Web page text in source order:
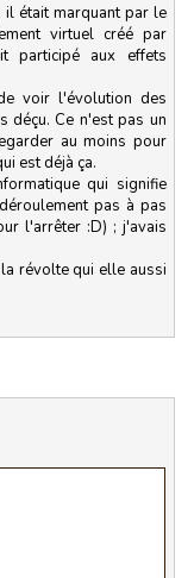
était marquant par le
virtuel créé par
participé aux effets
voir l'évolution des
déçu. Ce n'est pas un
au moins pour
est déjà ça.
qui signifie
pas à pas
l'arrêter :D) ; j'avais
révolte qui elle aussi